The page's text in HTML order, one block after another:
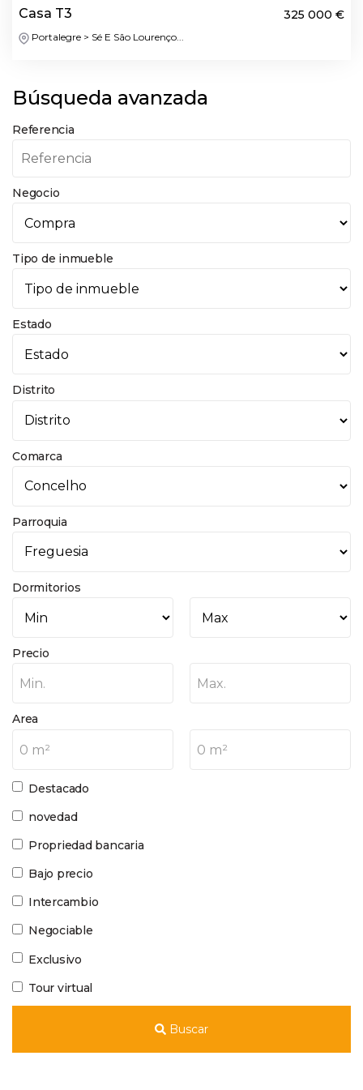
Casa T3 325 000 €
Portalegre > Sé E São Lourenço...
Búsqueda avanzada
Referencia
Negocio
Tipo de inmueble
Estado
Distrito
Comarca
Parroquia
Dormitorios
Precio
Min. Max.
Area
0 m² 0 m²
Destacado
novedad
Propriedad bancaria
Bajo precio
Intercambio
Negociable
Exclusivo
Tour virtual
Buscar